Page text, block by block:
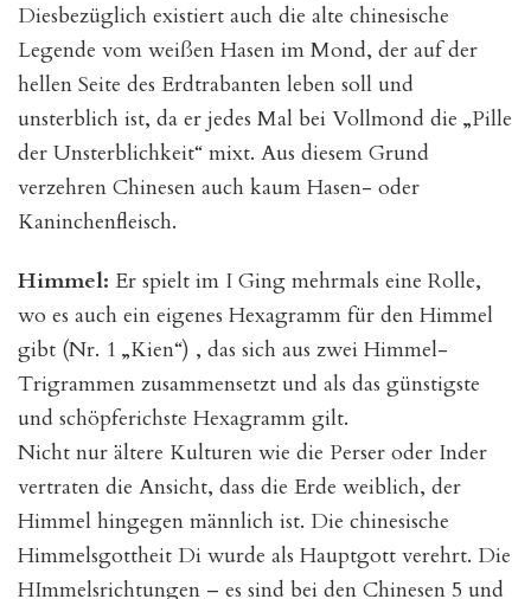
Diesbezüglich existiert auch die alte chinesische
Legende vom weißen Hasen im Mond, der auf der
hellen Seite des Erdtrabanten leben soll und
unsterblich ist, da er jedes Mal bei Vollmond die „Pille
der Unsterblichkeit“ mixt. Aus diesem Grund
verzehren Chinesen auch kaum Hasen- oder
Kaninchenfleisch.
Himmel: Er spielt im I Ging mehrmals eine Rolle,
wo es auch ein eigenes Hexagramm für den Himmel
gibt (Nr. 1 „Kien“) , das sich aus zwei Himmel-
Trigrammen zusammensetzt und als das günstigste
und schöpferichste Hexagramm gilt.
Nicht nur ältere Kulturen wie die Perser oder Inder
vertraten die Ansicht, dass die Erde weiblich, der
Himmel hingegen männlich ist. Die chinesische
Himmelsgottheit Di wurde als Hauptgott verehrt. Die
HImmelsrichtungen – es sind bei den Chinesen 5 und